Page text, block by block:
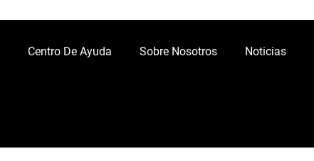
Centro De Ayuda Sobre Nosotros Noticias